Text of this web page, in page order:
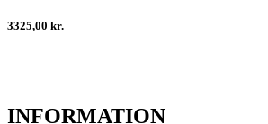
3325,00 kr.
INFORMATION